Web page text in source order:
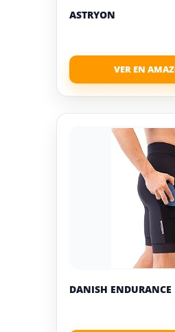
ASTRYON
DANISH ENDURANCE